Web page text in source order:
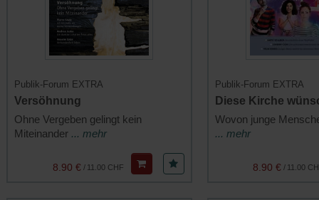
Publik-Forum EXTRA
Versöhnung
Ohne Vergeben gelingt kein
Miteinander ... mehr
11.00 CHF
/
8.90 €
Publik-Forum EXTRA
Diese Kirche
Wovon junge
... mehr
11.00
/
8.90 €